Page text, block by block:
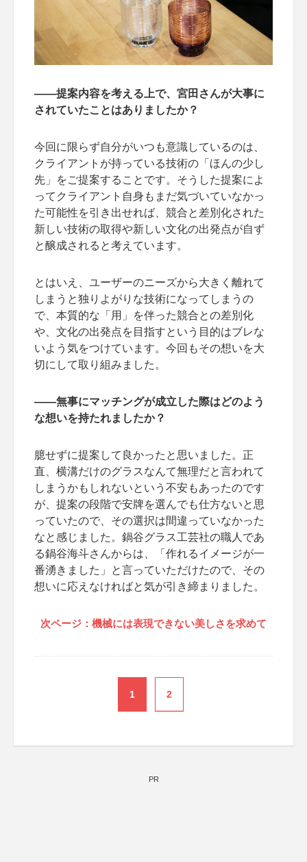
――提案内容を考える上で、宮田さんが大事に
されていたことはありましたか？
今回に限らず自分がいつも意識しているのは、
クライアントが持っている技術の「ほんの少し
先」をご提案することです。そうした提案によ
ってクライアント自身もまだ気づいていなかっ
た可能性を引き出せれば、競合と差別化された
新しい技術の取得や新しい文化の出発点が自ず
と醸成されると考えています。
とはいえ、ユーザーのニーズから大きく離れて
しまうと独りよがりな技術になってしまうの
で、本質的な「用」を伴った競合との差別化
や、文化の出発点を目指すという目的はブレな
いよう気をつけています。今回もその想いを大
切にして取り組みました。
――無事にマッチングが成立した際はどのよう
な想いを持たれましたか？
臆せずに提案して良かったと思いました。正
直、横溝だけのグラスなんて無理だと言われて
しまうかもしれないという不安もあったのです
が、提案の段階で安牌を選んでも仕方ないと思
っていたので、その選択は間違っていなかった
なと感じました。鍋谷グラス工芸社の職人であ
る鍋谷海斗さんからは、「作れるイメージが一
番湧きました」と言っていただけたので、その
想いに応えなければと気が引き締まりました。
次ページ：機械には表現できない美しさを求めて
1 2
PR